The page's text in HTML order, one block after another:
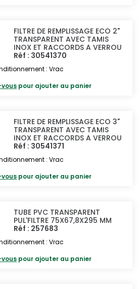
FILTRE DE REMPLISSAGE ECO 2"
TRANSPARENT AVEC TAMIS
INOX ET RACCORDS A VERROU
Réf : 30541370
: Vrac
pour ajouter au panier
FILTRE DE REMPLISSAGE ECO 3"
TRANSPARENT AVEC TAMIS
INOX ET RACCORDS A VERROU
Réf : 30541371
: Vrac
pour ajouter au panier
TUBE PVC TRANSPARENT
PUL'FILTRE 75X67,8X295 MM
Réf : 257683
: Vrac
pour ajouter au panier